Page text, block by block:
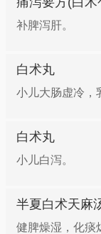
老人自汗、气短
功效：健脾益
功效：补益脾
汁后加猪肚、
成。早晚分食。
补脾泻肝。
白术丸
小儿大肠虚冷，
白术丸
小儿白泻。
半夏白术天麻
健脾燥湿，化痰